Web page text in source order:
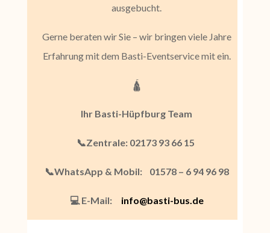
ausgebucht.
Gerne beraten wir Sie – wir bringen viele Jahre
Erfahrung mit dem Basti-Eventservice mit ein.
🛕
Ihr Basti-Hüpfburg Team
📞Zentrale: 02173 93 66 15
📞WhatsApp & Mobil: 01578 – 6 94 96 98
💻 E-Mail: info@basti-bus.de